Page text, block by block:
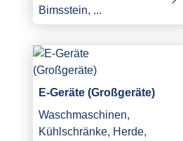
Bimsstein, ...
E-Geräte (Großgeräte)
Waschmaschinen,
Kühlschränke, Herde,